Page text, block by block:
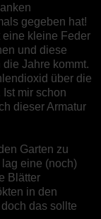
gegeben hat!
eine kleine Feder
und diese
Jahre kommt.
über die
mir schon
dieser Armatur
Garten zu
eine (noch)
Blätter
in den
das sollte